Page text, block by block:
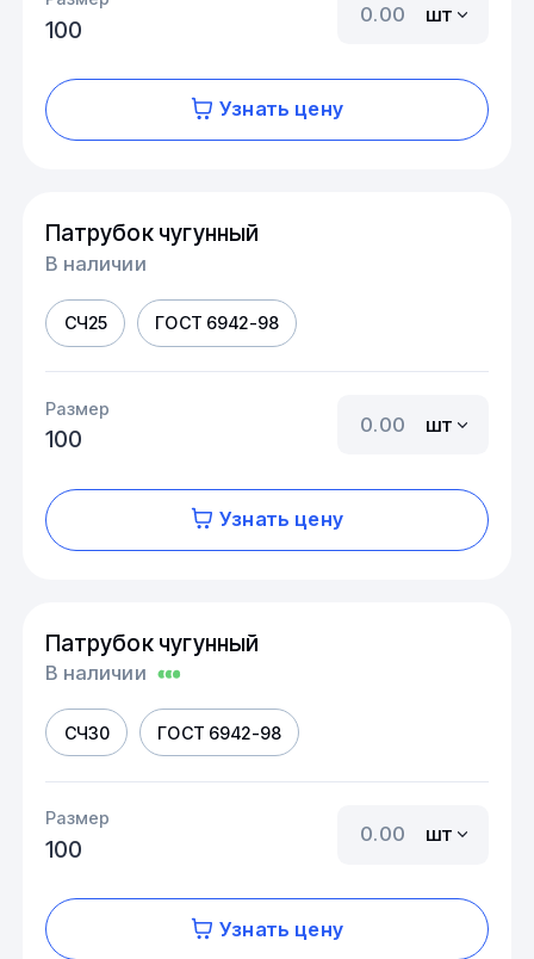
100
шт
Узнать цену
Патрубок чугунный
В наличии
СЧ25 ГОСТ 6942-98
Размер
100
шт
Узнать цену
Патрубок чугунный
В наличии
СЧ30 ГОСТ 6942-98
Размер
100
шт
Узнать цену